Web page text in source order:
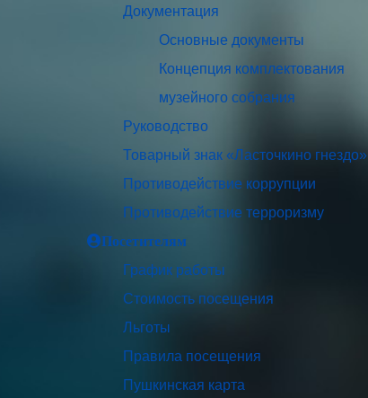
Документация
Основные документы
Концепция комплектования
музейного собрания
Руководство
Товарный знак «Ласточкино гнездо»
Противодействие коррупции
Противодействие терроризму
Посетителям
График работы
Стоимость посещения
Льготы
Правила посещения
Пушкинская карта